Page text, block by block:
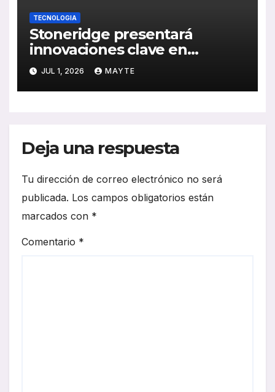
TECNOLOGIA
Stoneridge presentará
innovaciones clave en
vehículos definidos por
software en la IAA
Transportation 2026
JUL 1, 2026 MAYTE
Deja una respuesta
Tu dirección de correo electrónico no será
publicada. Los campos obligatorios están
marcados con *
Comentario *